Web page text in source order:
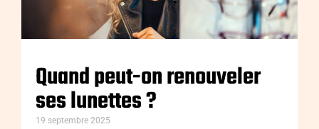
Quand peut-on renouveler
ses lunettes ?
19 septembre 2025